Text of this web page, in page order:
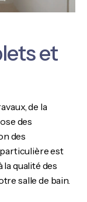
et
de la
des
des
est
la qualité des
salle de bain.